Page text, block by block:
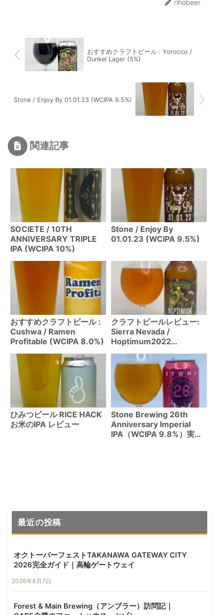
rihobeer
おすすめクラフトビール : Yorocco /
Dunkel Lager (5%)
Stone / Enjoy By 01.01.23 (WCIPA 9.5%)
関連記事
SOCIETE / 10TH
ANNIVERSARY TRIPLE
IPA (WCIPA 10%)
Stone / Enjoy By
01.01.23 (WCIPA 9.5%)
おすすめクラフトビール :
Cushwa / Ramen
Profitable (WCIPA 8.0%)
クラフトビールレビュー:
Sierra Nevada /
Hoptimum2022
(Imperial West Coast IPA
11%)
ひみつビール RICE HACK
お米のIPA レビュー
Stone Brewing 26th
Anniversary Imperial
IPA（WCIPA 9.8%）実飲
最近の投稿
オクトーバーフェストTAKANAWA GATEWAY CITY
2026完全ガイド｜高輪ゲートウェイ
2026年8月7日
Forest & Main Brewing（アンブラー）訪問記｜